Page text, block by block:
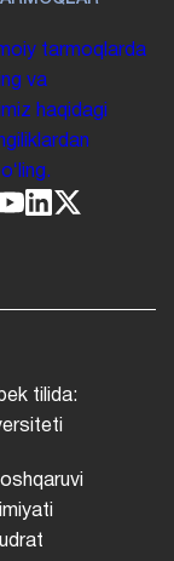
tarmoqlarda
va
haqidagi
tilida: